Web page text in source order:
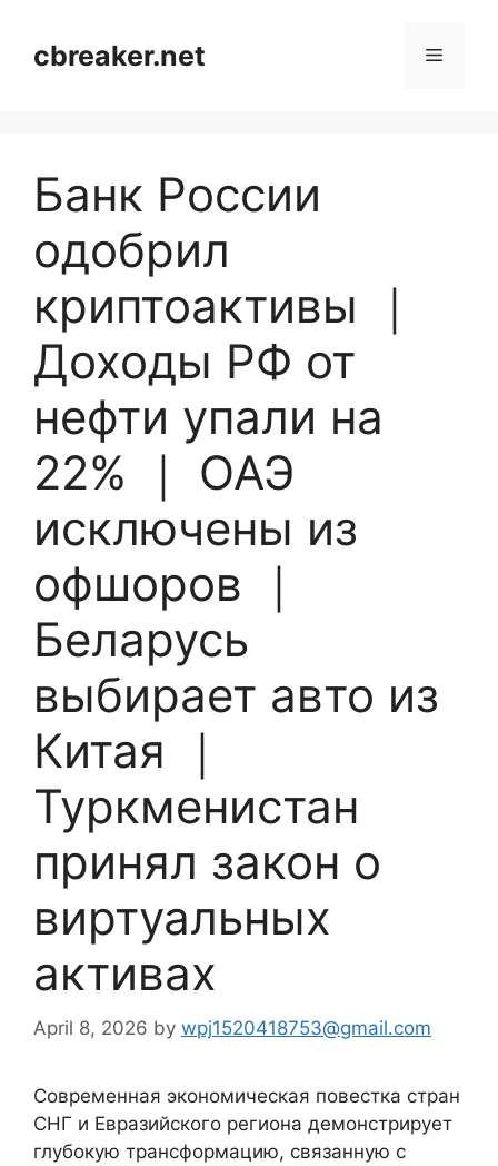
contentcbreaker.net Menu
Банк России
одобрил
криптоактивы ｜
Доходы РФ от
нефти упали на
22% ｜ ОАЭ
исключены из
офшоров ｜
Беларусь
выбирает авто из
Китая ｜
Туркменистан
принял закон о
виртуальных
активах
April 8, 2026 by wpj1520418753@gmail.com
Современная экономическая повестка стран
СНГ и Евразийского региона демонстрирует
глубокую трансформацию, связанную с